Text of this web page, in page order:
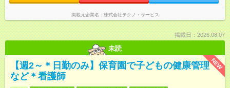
掲載元企業名 株式会社テクノ・サービス
掲載日：2026.08.07
未読
NEW
【週2～＊日勤のみ】保育園で子どもの健康管理
など＊看護師